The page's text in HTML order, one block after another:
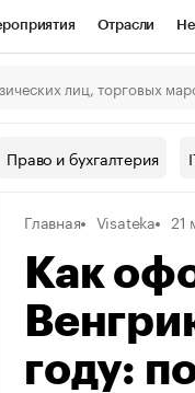
Отрасли
Спецпроекты
наличной валюты
Право и бухгалтерия
Главная Visateka 21
Как
году: